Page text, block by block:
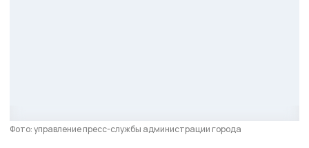
Фото: управление пресс-службы администрации города